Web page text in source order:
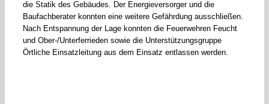
die Statik des Gebäudes. Der Energieversorger und die
Baufachberater konnten eine weitere Gefährdung ausschließen.
Nach Entspannung der Lage konnten die Feuerwehren Feucht
und Ober-/Unterferrieden sowie die Unterstützungsgruppe
Örtliche Einsatzleitung aus dem Einsatz entlassen werden.